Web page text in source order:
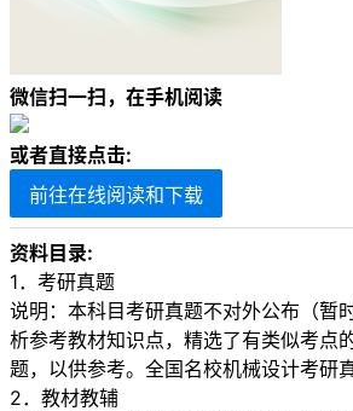
微信扫一扫，在手机阅读
或者直接点击:
前往在线阅读和下载
资料目录:
1．考研真题
说明：本科目考研真题不对外公布（暂
析参考教材知识点，精选了有类似考点
题，以供参考。全国名校机械设计考研
2．教材教辅